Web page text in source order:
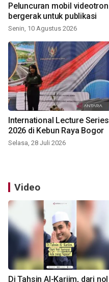
Peluncuran mobil videotron
bergerak untuk publikasi
Senin, 10 Agustus 2026
International Lecture Series
2026 di Kebun Raya Bogor
Selasa, 28 Juli 2026
Video
Di Tahsin Al-Kariim, dari nol